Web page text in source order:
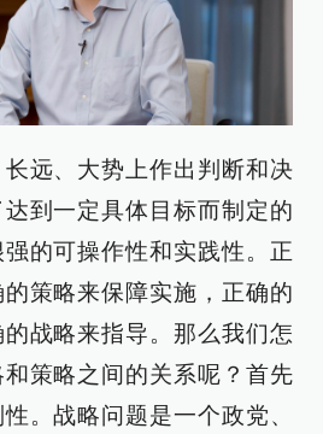
远、大势上作出判断和决
到一定具体目标而制定的
的可操作性和实践性。正
策略来保障实施，正确的
战略来指导。那么我们怎
策略之间的关系呢？首先
。战略问题是一个政党、